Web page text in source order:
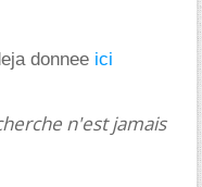
donnee ici
n'est jamais